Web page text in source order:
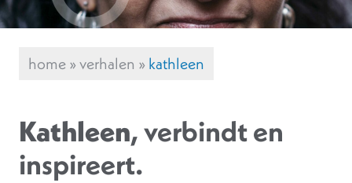
home»verhalen »kathleen
Kathleen, verbindt en
inspireert.